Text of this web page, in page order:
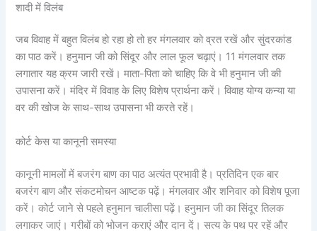
शादी में विलंब
जब विवाह में बहुत विलंब हो रहा हो तो हर मंगलवार को व्रत रखें और सुंदरकांड
का पाठ करें। हनुमान जी को सिंदूर और लाल फूल चढ़ाएं। 11 मंगलवार तक
लगातार यह क्रम जारी रखें। माता-पिता को चाहिए कि वे भी हनुमान जी की
उपासना करें। मंदिर में विवाह के लिए विशेष प्रार्थना करें। विवाह योग्य कन्या या
वर की खोज के साथ-साथ उपासना भी करते रहें।
कोर्ट केस या कानूनी समस्या
कानूनी मामलों में बजरंग बाण का पाठ अत्यंत प्रभावी है। प्रतिदिन एक बार
बजरंग बाण और संकटमोचन आष्टक पढ़ें। मंगलवार और शनिवार को विशेष पूजा
करें। कोर्ट जाने से पहले हनुमान चालीसा पढ़ें। हनुमान जी का सिंदूर तिलक
लगाकर जाएं। गरीबों को भोजन कराएं और दान दें। सत्य के पथ पर रहें और